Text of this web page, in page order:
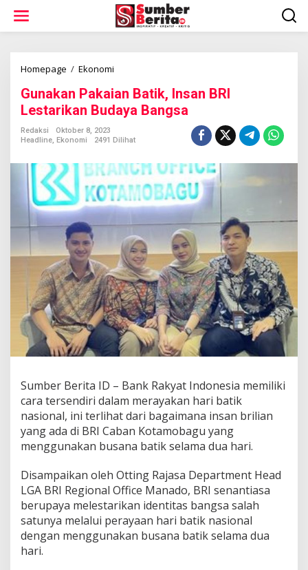
w
Homepage / Ekonomi
n
a
k
n
a
a
i
n
a
t
i
k
,
I
n
s
a
R
I
L
e
t
r
i
k
n
B
Gunakan Pakaian Batik, Insan BRI
Lestarikan Budaya Bangsa
Redaksi
Oktober 8, 2023
Headline, Ekonomi 2491 Dilihat
Sumber Berita ID – Bank Rakyat Indonesia memiliki
cara tersendiri dalam merayakan hari batik
nasional, ini terlihat dari bagaimana insan brilian
yang ada di BRI Caban Kotamobagu yang
menggunakan busana batik selama dua hari.
Disampaikan oleh Otting Rajasa Department Head
LGA BRI Regional Office Manado, BRI senantiasa
berupaya melestarikan identitas bangsa salah
satunya melalui perayaan hari batik nasional
dengan menggunakan busana batik selama dua
hari.